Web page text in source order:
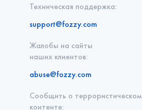
Техническая поддержка:
support@fozzy.com
Жалобы на сайты
наших клиентов:
abuse@fozzy.com
Сообщить о террористическом
контенте: